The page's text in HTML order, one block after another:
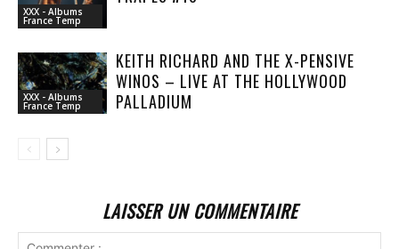
XXX - Albums
France Temp
XXX - Albums
France Temp
KEITH RICHARD AND THE X-PENSIVE
WINOS – LIVE AT THE HOLLYWOOD
PALLADIUM
LAISSER UN COMMENTAIRE